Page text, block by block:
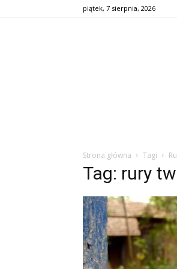
piątek, 7 sierpnia, 2026
Strona główna Tagi
Tag: rury